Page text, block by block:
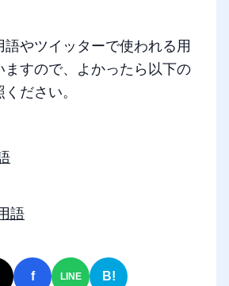
やツイッターで使われる用
ますので、よかったら以下の
ださい。
語
f LINE B!